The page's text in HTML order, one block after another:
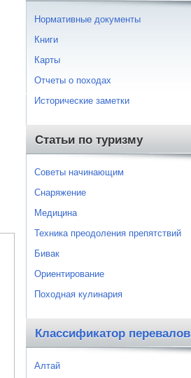
Нормативные документы
Книги
Карты
Отчеты о походах
Исторические заметки
Статьи по туризму
Советы начинающим
Снаряжение
Медицина
Техника преодоления препятствий
Бивак
Ориентирование
Походная кулинария
Классификатор перевалов
Алтай